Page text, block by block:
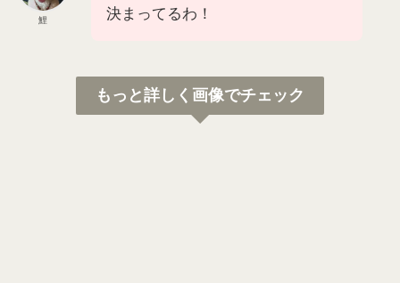
鯉
決まってるわ！
もっと詳しく画像でチェック